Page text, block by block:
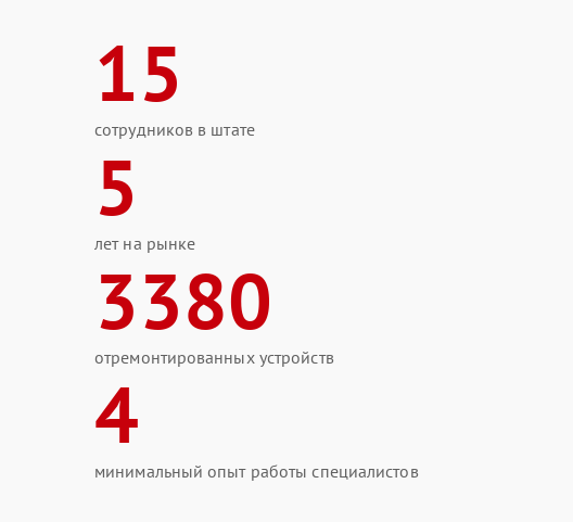
15
сотрудников в штате
5
лет на рынке
3380
отремонтированных устройств
4
минимальный опыт работы специалистов